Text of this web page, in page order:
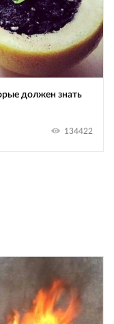
должен знать
134422